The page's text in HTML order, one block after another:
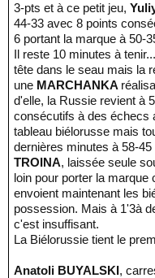
3-pts et à ce petit jeu,
44-33 avec 8 points
6 portant la marque à 50-
Il reste 10 minutes à
tête dans le seau mais la
une MARCHANKA
d'elle, la Russie revient à
consécutifs à des échecs
tableau biélorusse mais
dernières minutes à 58-
TROINA, laissée seule
loin pour porter la
envoient maintenant les
possession. Mais à 1'3à
c'est insuffisant.
La Biélorussie tient le
Anatoli BUYALSKI,